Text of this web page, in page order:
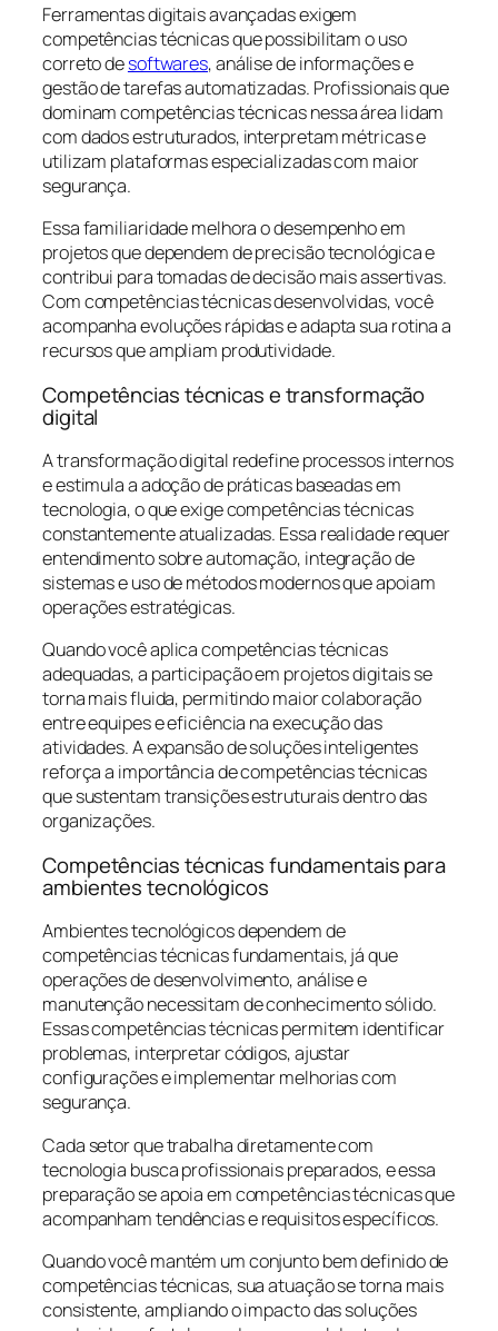
Ferramentas digitais avançadas exigem
competências técnicas que possibilitam o uso
correto desoftwares, análise de informações e
gestão de tarefas automatizadas. Profissionais que
dominam competências técnicas nessa área lidam
com dados estruturados, interpretam métricas e
utilizam plataformas especializadas com maior
segurança.
Essa familiaridade melhora o desempenho em
projetos que dependem de precisão tecnológica e
contribui para tomadas de decisão mais assertivas.
Com competências técnicas desenvolvidas, você
acompanha evoluções rápidas e adapta sua rotina a
recursos que ampliam produtividade.
Competências técnicas e transformação
digital
A transformação digital redefine processos internos
e estimula a adoção de práticas baseadas em
tecnologia, o que exige competências técnicas
constantemente atualizadas. Essa realidade requer
entendimento sobre automação, integração de
sistemas e uso de métodos modernos que apoiam
operações estratégicas.
Quando você aplica competências técnicas
adequadas, a participação em projetos digitais se
torna mais fluida, permitindo maior colaboração
entre equipes e eficiência na execução das
atividades. A expansão de soluções inteligentes
reforça a importância de competências técnicas
que sustentam transições estruturais dentro das
organizações.
Competências técnicas fundamentais para
ambientes tecnológicos
Ambientes tecnológicos dependem de
competências técnicas fundamentais, já que
operações de desenvolvimento, análise e
manutenção necessitam de conhecimento sólido.
Essas competências técnicas permitem identificar
problemas, interpretar códigos, ajustar
configurações e implementar melhorias com
segurança.
Cada setor que trabalha diretamente com
tecnologia busca profissionais preparados, e essa
preparação se apoia em competências técnicas que
acompanham tendências e requisitos específicos.
Quando você mantém um conjunto bem definido de
competências técnicas, sua atuação se torna mais
consistente, ampliando o impacto das soluções